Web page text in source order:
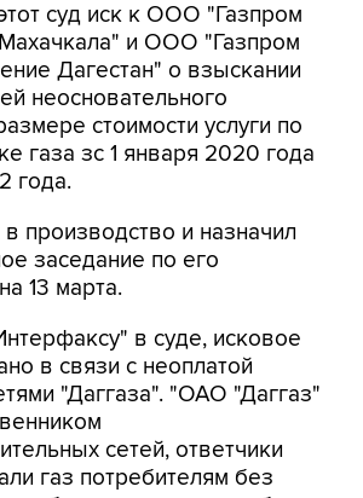
суд иск к ООО "Газпром
и ООО "Газпром
Дагестан" о взыскании
неосновательного
стоимости услуги по
газа зс 1 января 2020 года
года.
производство и назначил
заседание по его
13 марта.
в суде, исковое
в связи с неоплатой
"Даггаза". "ОАО "Даггаз"
сетей, ответчики
газ потребителям без